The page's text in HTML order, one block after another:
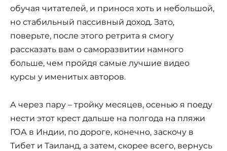
обучая читателей, и принося хоть и небольшой,
но стабильный пассивный доход. Зато,
поверьте, после этого ретрита я смогу
рассказать вам о саморазвитии намного
больше, чем пройдя самые лучшие видео
курсы у именитых авторов.
А через пару – тройку месяцев, осенью я поеду
нести этот крест дальше на полгода на пляжи
ГОА в Индии, по дороге, конечно, заскочу в
Тибет и Таиланд, а затем, скорее всего, вернусь